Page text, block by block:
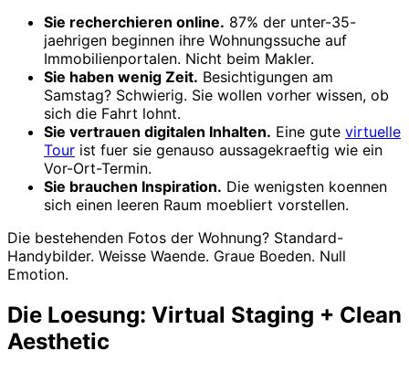
Sie recherchieren online. 87% der unter-35-
jaehrigen beginnen ihre Wohnungssuche auf
Immobilienportalen. Nicht beim Makler.
Sie haben wenig Zeit. Besichtigungen am
Samstag? Schwierig. Sie wollen vorher wissen, ob
sich die Fahrt lohnt.
Sie vertrauen digitalen Inhalten. Eine gute virtuelle
Tour ist fuer sie genauso aussagekraeftig wie ein
Vor-Ort-Termin.
Sie brauchen Inspiration. Die wenigsten koennen
sich einen leeren Raum moebliert vorstellen.
Die bestehenden Fotos der Wohnung? Standard-
Handybilder. Weisse Waende. Graue Boeden. Null
Emotion.
Die Loesung: Virtual Staging + Clean
Aesthetic